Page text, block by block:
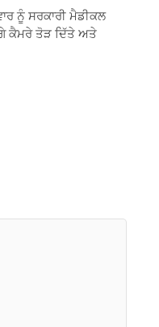
ਨੂੰ ਸਰਕਾਰੀ ਮੈਡੀਕਲ
ਕੈਮਰੇ ਤੋੜ ਦਿੱਤੇ ਅਤੇ